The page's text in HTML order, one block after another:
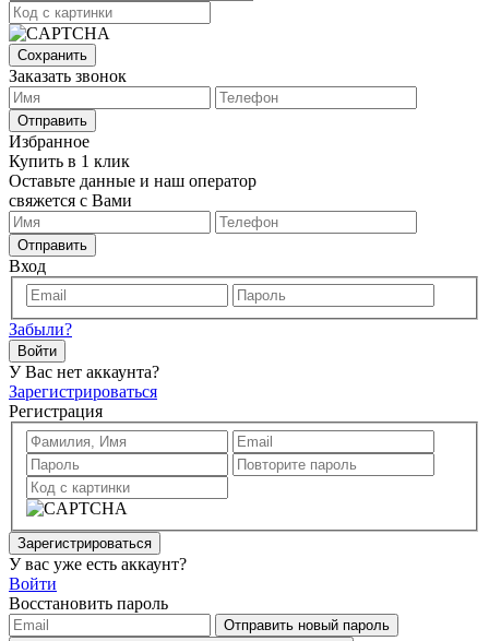
Сохранить
Заказать звонок
Отправить
Избранное
Купить в 1 клик
Оставьте данные и наш оператор
свяжется с Вами
Отправить
Вход
Забыли?
Войти
У Вас нет аккаунта?
Зарегистрироваться
Регистрация
Зарегистрироваться
У вас уже есть аккаунт?
Войти
Восстановить пароль
Отправить новый пароль